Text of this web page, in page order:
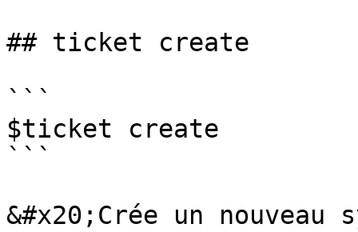
## ticket create
```
$ticket create
```
&#x20;Crée un